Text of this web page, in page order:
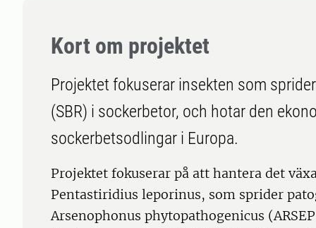
Kort om projektet
Projektet fokuserar insekten som
(SBR) i sockerbetor, och hotar den
sockerbetsodlingar i Europa.
Projektet fokuserar på att hantera det
Pentastiridius leporinus, som sprider
Arsenophonus phytopathogenicus